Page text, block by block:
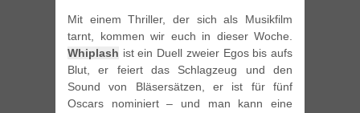
Mit einem Thriller, der sich als Musikfilm
tarnt, kommen wir euch in dieser Woche.
Whiplash ist ein Duell zweier Egos bis aufs
Blut, er feiert das Schlagzeug und den
Sound von Bläsersätzen, er ist für fünf
Oscars nominiert – und man kann eine